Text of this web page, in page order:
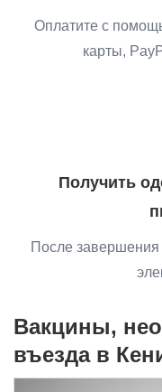
Оплатите с
карты,
Получить
После
Вакцины,
въезда в